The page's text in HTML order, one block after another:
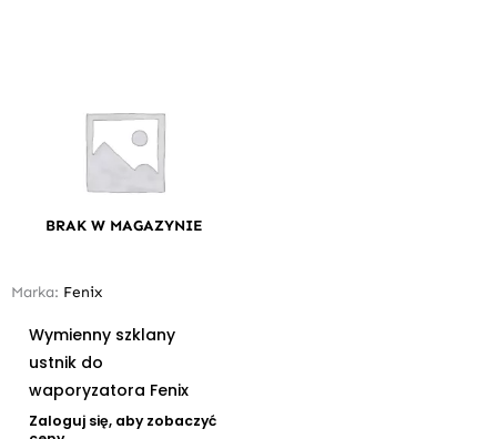
BRAK W MAGAZYNIE
Marka: Fenix
Wymienny szklany
ustnik do
waporyzatora Fenix
Zaloguj się, aby zobaczyć